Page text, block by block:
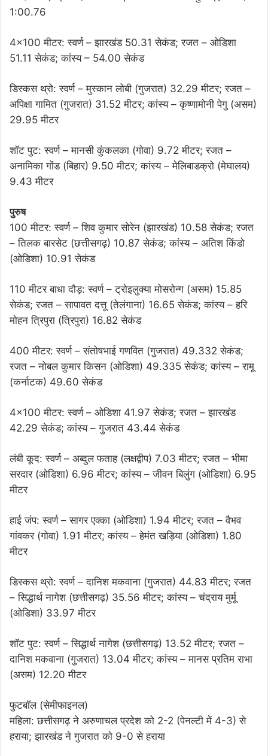
1:00.76
4×100 मीटर: स्वर्ण – झारखंड 50.31 सेकंड; रजत – ओडिशा
51.11 सेकंड; कांस्य – 54.00 सेकंड
डिस्कस थ्रो: स्वर्ण – मुस्कान लोबी (गुजरात) 32.29 मीटर; रजत –
अपिक्षा गामित (गुजरात) 31.52 मीटर; कांस्य – कृष्णामोनी पेगु (असम)
29.95 मीटर
शॉट पुट: स्वर्ण – मानसी कुंकलका (गोवा) 9.72 मीटर; रजत –
अनामिका गोंड (बिहार) 9.50 मीटर; कांस्य – मेलिबाडक्रो (मेघालय)
9.43 मीटर
पुरुष
100 मीटर: स्वर्ण – शिव कुमार सोरेन (झारखंड) 10.58 सेकंड; रजत
– तिलक बारसेट (छत्तीसगढ़) 10.87 सेकंड; कांस्य – अतिश किंडो
(ओडिशा) 10.91 सेकंड
110 मीटर बाधा दौड़: स्वर्ण – ट्रोइलुक्या मोसरोन्ग (असम) 15.85
सेकंड; रजत – सापावत दत्तू (तेलंगाना) 16.65 सेकंड; कांस्य – हरि
मोहन त्रिपुरा (त्रिपुरा) 16.82 सेकंड
400 मीटर: स्वर्ण – संतोषभाई गणवित (गुजरात) 49.332 सेकंड;
रजत – नोबल कुमार किसन (ओडिशा) 49.335 सेकंड; कांस्य – रामू
(कर्नाटक) 49.60 सेकंड
4×100 मीटर: स्वर्ण – ओडिशा 41.97 सेकंड; रजत – झारखंड
42.29 सेकंड; कांस्य – गुजरात 43.44 सेकंड
लंबी कूद: स्वर्ण – अब्दुल फताह (लक्षद्वीप) 7.03 मीटर; रजत – भीमा
सरदार (ओडिशा) 6.96 मीटर; कांस्य – जीवन बिलुंग (ओडिशा) 6.95
मीटर
हाई जंप: स्वर्ण – सागर एक्का (ओडिशा) 1.94 मीटर; रजत – वैभव
गांवकर (गोवा) 1.91 मीटर; कांस्य – हेमंत खड़िया (ओडिशा) 1.80
मीटर
डिस्कस थ्रो: स्वर्ण – दानिश मकवाना (गुजरात) 44.83 मीटर; रजत
– सिद्धार्थ नागेश (छत्तीसगढ़) 35.56 मीटर; कांस्य – चंद्राय मुर्मू
(ओडिशा) 33.97 मीटर
शॉट पुट: स्वर्ण – सिद्धार्थ नागेश (छत्तीसगढ़) 13.52 मीटर; रजत –
दानिश मकवाना (गुजरात) 13.04 मीटर; कांस्य – मानस प्रतिम राभा
(असम) 12.20 मीटर
फुटबॉल (सेमीफाइनल)
महिला: छत्तीसगढ़ ने अरुणाचल प्रदेश को 2-2 (पेनल्टी में 4-3) से
हराया; झारखंड ने गुजरात को 9-0 से हराया